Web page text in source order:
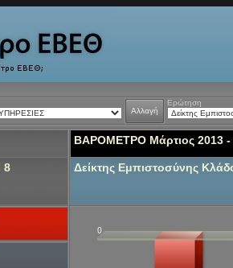
Αλλαγή
Ερώτηση
8
ΒΑΡΟΜΕΤΡΟ Μάρτιος 2013 -
Δείκτης Εμπιστοσύνης
0